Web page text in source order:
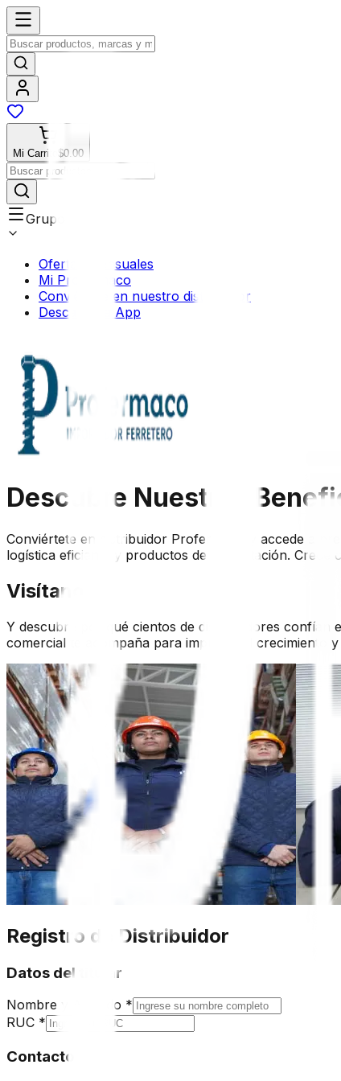
Mi Carrito $0.00
Grupos
Ofertas Mensuales
Mi Profermaco
Conviértete en nuestro distribuidor
Descarga la App
Descubre Nuestros
Conviértete en distribuidor Profermaco y accede a
logística eficiente y productos de alta rotación. Crece
Visítanos
Y descubre por qué cientos de distribuidores
comercial te acompaña para impulsar el crecimiento y
Registro de Distribuidor
Datos del titular
Nombre y Apellido *
RUC *
Contacto